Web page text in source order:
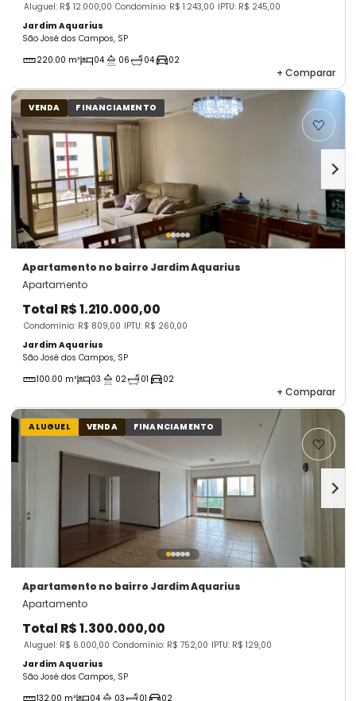
Aluguel: R$ 12.000,00 Condomínio: R$ 1.243,00 IPTU: R$ 245,00
Jardim Aquarius
São José dos Campos, SP
220.00 m²
04 06 04 02
+ Comparar
VENDA FINANCIAMENTO
Apartamento no bairro Jardim Aquarius
Apartamento
Total R$ 1.210.000,00
Condomínio: R$ 809,00 IPTU: R$ 260,00
Jardim Aquarius
São José dos Campos, SP
100.00 m²
03 02 01 02
+ Comparar
ALUGUEL VENDA FINANCIAMENTO
Apartamento no bairro Jardim Aquarius
Apartamento
Total R$ 1.300.000,00
Aluguel: R$ 6.000,00 Condomínio: R$ 752,00 IPTU: R$ 129,00
Jardim Aquarius
São José dos Campos, SP
132.00 m²
04 03 01 02